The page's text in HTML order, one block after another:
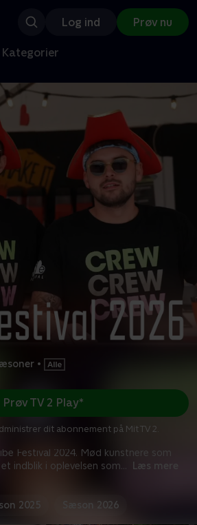
Log ind Prøv nu
Kategorier
•
Festival 2024. Mød kunstnere som
indblik i oplevelsen som... Læs mere
Prøv TV 2 Play*
dit abonnement på Mit TV 2.
2025 Sæson 2026